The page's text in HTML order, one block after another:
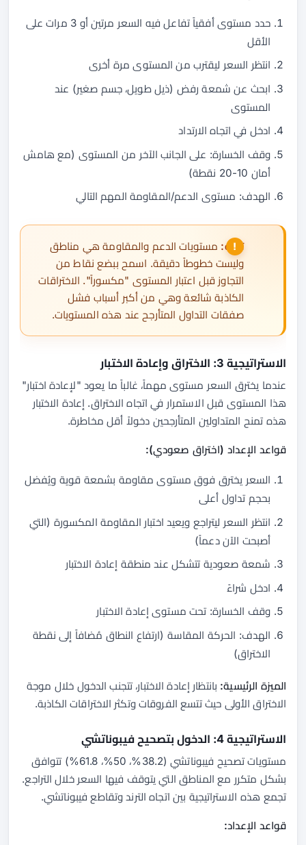
حدد مستوى أفقياً تفاعل فيه السعر مرتين أو 3 مرات على
الأقل
انتظر السعر ليقترب من المستوى مرة أخرى
ابحث عن شمعة رفض (ذيل طويل، جسم صغير) عند
المستوى
ادخل في اتجاه الارتداد
وقف الخسارة: على الجانب الآخر من المستوى (مع هامش
أمان 10-20 نقطة)
الهدف: مستوى الدعم/المقاومة المهم التالي
تنبيه: مستويات الدعم والمقاومة هي مناطق
وليست خطوطاً دقيقة. اسمح ببضع نقاط من
التجاوز قبل اعتبار المستوى "مكسوراً". الاختراقات
الكاذبة شائعة وهي من أكبر أسباب فشل
صفقات التداول المتأرجح عند هذه المستويات.
الاستراتيجية 3: الاختراق وإعادة الاختبار
عندما يخترق السعر مستوى مهماً، غالباً ما يعود "لإعادة اختبار"
هذا المستوى قبل الاستمرار في اتجاه الاختراق. إعادة الاختبار
هذه تمنح المتداولين المتأرجحين دخولاً أقل مخاطرة.
قواعد الإعداد (اختراق صعودي):
السعر يخترق فوق مستوى مقاومة بشمعة قوية ويُفضل
بحجم تداول أعلى
انتظر السعر ليتراجع ويعيد اختبار المقاومة المكسورة (التي
أصبحت الآن دعماً)
شمعة صعودية تتشكل عند منطقة إعادة الاختبار
ادخل شراءً
وقف الخسارة: تحت مستوى إعادة الاختبار
الهدف: الحركة المقاسة (ارتفاع النطاق مُضافاً إلى نقطة
الاختراق)
الميزة الرئيسية: بانتظار إعادة الاختبار، تتجنب الدخول خلال موجة
الاختراق الأولى حيث تتسع الفروقات وتكثر الاختراقات الكاذبة.
الاستراتيجية 4: الدخول بتصحيح فيبوناتشي
مستويات تصحيح فيبوناتشي (38.2%، 50%، 61.8%) تتوافق
بشكل متكرر مع المناطق التي يتوقف فيها السعر خلال التراجع.
تجمع هذه الاستراتيجية بين اتجاه الترند وتقاطع فيبوناتشي.
قواعد الإعداد: